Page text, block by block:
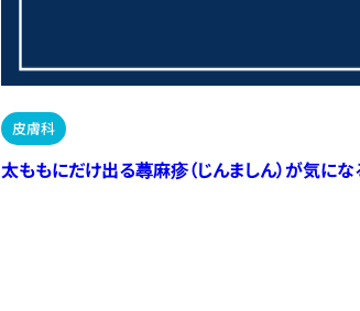
皮膚科
太ももにだけ出る蕁麻疹（じんましん）が気にな